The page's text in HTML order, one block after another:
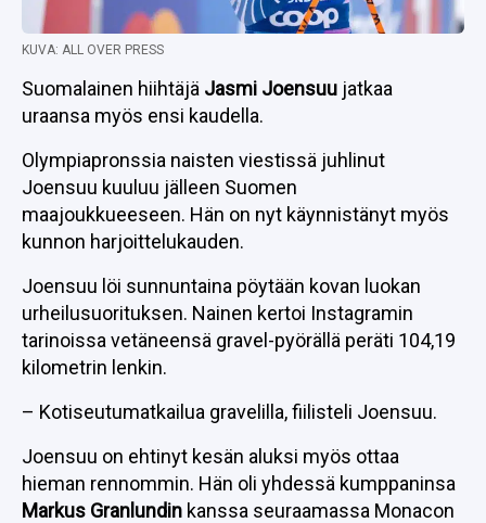
KUVA: ALL OVER PRESS
Suomalainen hiihtäjä Jasmi Joensuu jatkaa
uraansa myös ensi kaudella.
Olympiapronssia naisten viestissä juhlinut
Joensuu kuuluu jälleen Suomen
maajoukkueeseen. Hän on nyt käynnistänyt myös
kunnon harjoittelukauden.
Joensuu löi sunnuntaina pöytään kovan luokan
urheilusuorituksen. Nainen kertoi Instagramin
tarinoissa vetäneensä gravel-pyörällä peräti 104,19
kilometrin lenkin.
– Kotiseutumatkailua gravelilla, fiilisteli Joensuu.
Joensuu on ehtinyt kesän aluksi myös ottaa
hieman rennommin. Hän oli yhdessä kumppaninsa
Markus Granlundin kanssa seuraamassa Monacon